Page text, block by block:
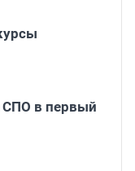
СПО в первый